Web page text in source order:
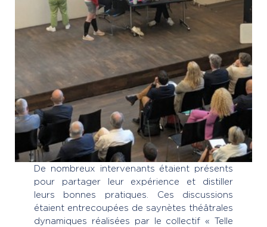
De nombreux intervenants étaient présents
pour partager leur expérience et distiller
leurs bonnes pratiques. Ces discussions
étaient entrecoupées de saynètes théâtrales
dynamiques réalisées par le collectif « Telle